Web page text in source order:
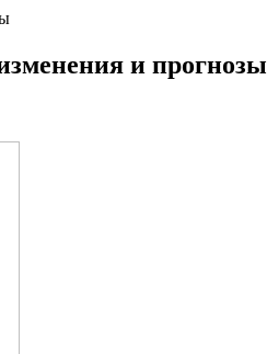
и прогнозы